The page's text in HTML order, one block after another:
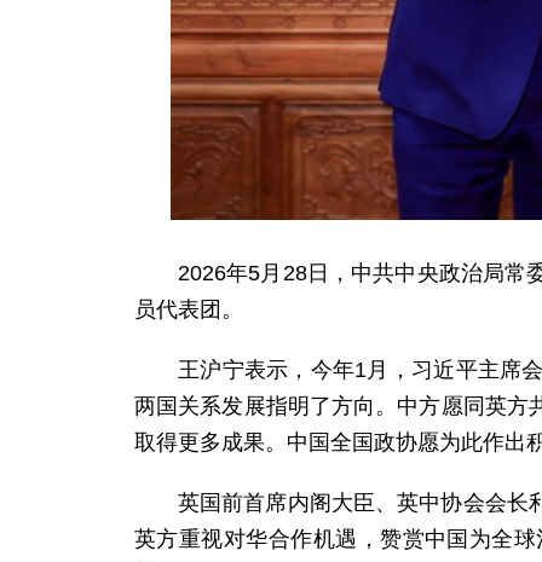
2026年5月28日，中共中央政治局常
员代表团。
王沪宁表示，今年1月，习近平主席
两国关系发展指明了方向。中方愿同英
取得更多成果。中国全国政协愿为此作出
英国前首席内阁大臣、英中协会会长
英方重视对华合作机遇，赞赏中国为全